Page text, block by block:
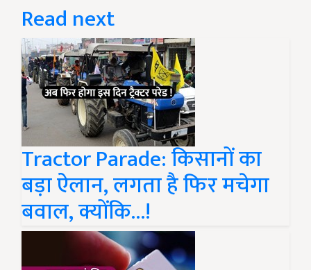
Read next
Tractor Parade: किसानों का
बड़ा ऐलान, लगता है फिर मचेगा
बवाल, क्योंकि...!